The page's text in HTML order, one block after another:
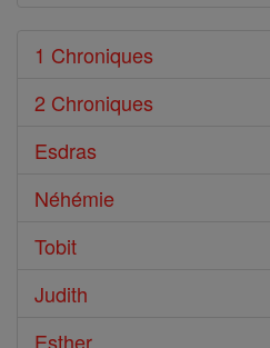
1 Chroniques
2 Chroniques
Esdras
Néhémie
Tobit
Judith
Esther